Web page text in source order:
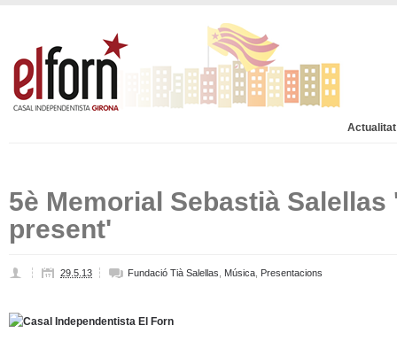
Actualitat
5è Memorial Sebastià Salellas
present'
29.5.13 Fundació Tià Salellas Música Presentacions